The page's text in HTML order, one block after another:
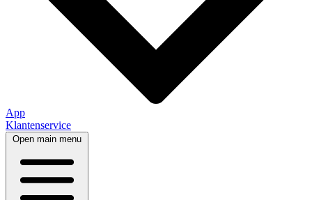
App
Klantenservice
Open main menu